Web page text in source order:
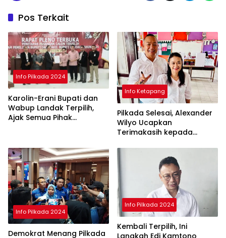
Pos Terkait
Info Pilkada 2024
Karolin-Erani Bupati dan
Wabup Landak Terpilih,
Ajak Semua Pihak
Info Ketapang
Pilkada Selesai, Alexander
Wilyo Ucapkan
Terimakasih kepada
Info Pilkada 2024
Demokrat Menang Pilkada
Info Pilkada 2024
Kembali Terpilih, Ini
Langkah Edi Kamtono